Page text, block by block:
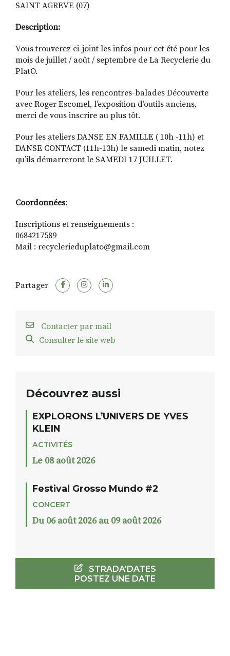
SAINT AGREVE (07)
Description:
Vous trouverez ci-joint les infos pour cet été pour les
mois de juillet / août / septembre de La Recyclerie du
PlatO.
Pour les ateliers, les rencontres-balades Découverte
avec Roger Escomel, l’exposition d’outils anciens,
merci de vous inscrire au plus tôt.
Pour les ateliers DANSE EN FAMILLE ( 10h -11h) et
DANSE CONTACT (11h-13h) le samedi matin, notez
qu’ils démarreront le SAMEDI 17 JUILLET.
Coordonnées:
Inscriptions et renseignements :
0684217589
Mail : recyclerieduplato@gmail.com
Partager
Contacter par mail
Consulter le site web
Découvrez aussi
EXPLORONS L’UNIVERS DE YVES
KLEIN
ACTIVITÉS
Le 08 août 2026
Festival Grosso Mundo #2
CONCERT
Du 06 août 2026 au 09 août 2026
STRADA'DATES
POSTEZ UNE DATE